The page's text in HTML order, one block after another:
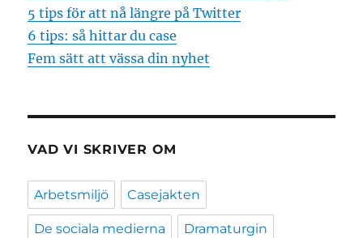
5 tips för att nå längre på Twitter
6 tips: så hittar du case
Fem sätt att vässa din nyhet
VAD VI SKRIVER OM
Arbetsmiljö Casejakten
De sociala medierna Dramaturgin